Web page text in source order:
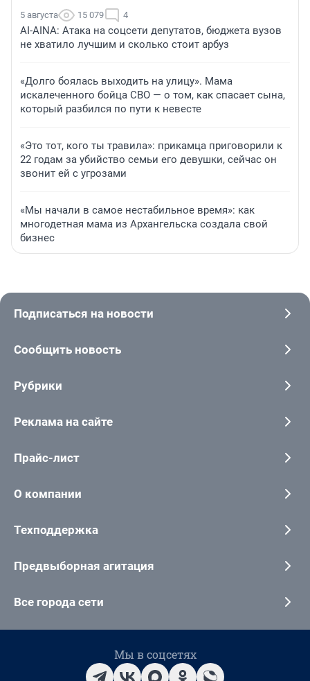
5 августа 15 079 4
AI-AINA: Атака на соцсети депутатов, бюджета вузов
не хватило лучшим и сколько стоит арбуз
«Долго боялась выходить на улицу». Мама
искалеченного бойца СВО — о том, как спасает сына,
который разбился по пути к невесте
«Это тот, кого ты травила»: прикамца приговорили к
22 годам за убийство семьи его девушки, сейчас он
звонит ей с угрозами
«Мы начали в самое нестабильное время»: как
многодетная мама из Архангельска создала свой
бизнес
Подписаться на новости
Сообщить новость
Рубрики
Реклама на сайте
Прайс-лист
О компании
Техподдержка
Предвыборная агитация
Все города сети
Мы в соцсетях